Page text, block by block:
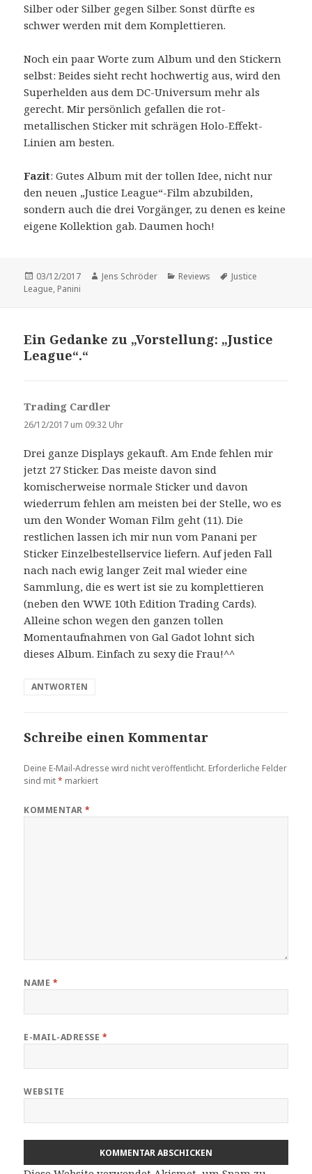
Silber oder Silber gegen Silber. Sonst dürfte es
schwer werden mit dem Komplettieren.
Noch ein paar Worte zum Album und den Stickern
selbst: Beides sieht recht hochwertig aus, wird den
Superhelden aus dem DC-Universum mehr als
gerecht. Mir persönlich gefallen die rot-
metallischen Sticker mit schrägen Holo-Effekt-
Linien am besten.
Fazit: Gutes Album mit der tollen Idee, nicht nur
den neuen „Justice League“-Film abzubilden,
sondern auch die drei Vorgänger, zu denen es keine
eigene Kollektion gab. Daumen hoch!
Veröffentlicht
am
03/12/2017 Autor
Jens Schröder Kategorien
Reviews Schlagwörter
Justice
League, Panini
Ein Gedanke zu „Vorstellung: „Justice
League“.“
Trading Cardler
a
t
:
26/12/2017 um 09:32 Uhr
Drei ganze Displays gekauft. Am Ende fehlen mir
jetzt 27 Sticker. Das meiste davon sind
komischerweise normale Sticker und davon
wiederrum fehlen am meisten bei der Stelle, wo es
um den Wonder Woman Film geht (11). Die
restlichen lassen ich mir nun vom Panani per
Sticker Einzelbestellservice liefern. Auf jeden Fall
nach nach ewig langer Zeit mal wieder eine
Sammlung, die es wert ist sie zu komplettieren
(neben den WWE 10th Edition Trading Cards).
Alleine schon wegen den ganzen tollen
Momentaufnahmen von Gal Gadot lohnt sich
dieses Album. Einfach zu sexy die Frau!^^
ANTWORTEN
Schreibe einen Kommentar
Deine E-Mail-Adresse wird nicht veröffentlicht. Erforderliche Felder
sind mit* markiert
KOMMENTAR*
NAME *
E-MAIL-ADRESSE *
WEBSITE